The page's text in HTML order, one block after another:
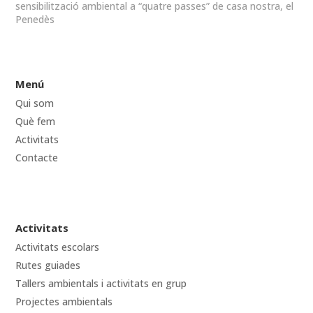
sensibilització ambiental a “quatre passes” de casa nostra, el
Penedès
Menú
Qui som
Què fem
Activitats
Contacte
Activitats
Activitats escolars
Rutes guiades
Tallers ambientals i activitats en grup
Projectes ambientals